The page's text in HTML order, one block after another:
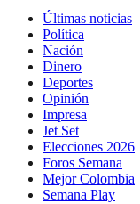
Últimas noticias
Política
Nación
Dinero
Deportes
Opinión
Impresa
Jet Set
Elecciones 2026
Foros Semana
Mejor Colombia
Semana Play